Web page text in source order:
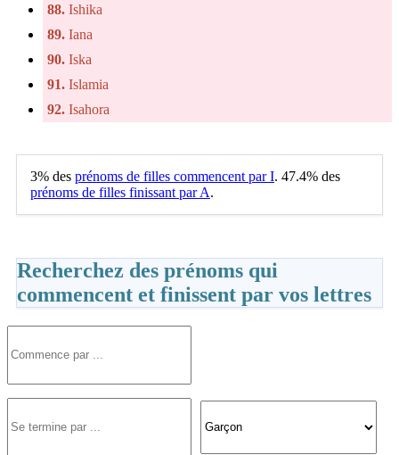
88. Ishika
89. Iana
90. Iska
91. Islamia
92. Isahora
3% des prénoms de filles commencent par I. 47.4% des
prénoms de filles finissant par A.
Recherchez des prénoms qui
commencent et finissent par vos lettres